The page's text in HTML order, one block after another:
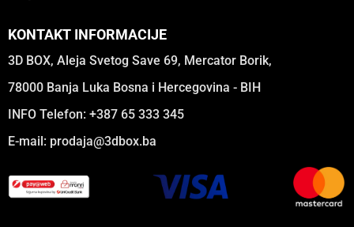
KONTAKT INFORMACIJE
3D BOX, Aleja Svetog Save 69, Mercator Borik,
78000 Banja Luka Bosna i Hercegovina - BIH
INFO Telefon: +387 65 333 345
E-mail: prodaja@3dbox.ba